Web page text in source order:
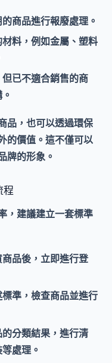
商品進行報廢處理。
料，例如金屬、塑料
已不適合銷售的商
品，也可以透過環保
的價值。這不僅可以
牌的形象。
程
，建議建立一套標準
品後，立即進行登
準，檢查商品並進行
分類結果，進行清
處理。